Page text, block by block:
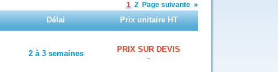
1 2 Page suivante »
Délai Prix unitaire HT
2 à 3 semaines PRIX SUR DEVIS
-